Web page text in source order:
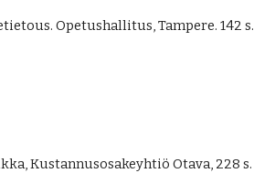
Opetushallitus, Tampere. 142 s.
Kustannusosakeyhtiö Otava, 228 s.